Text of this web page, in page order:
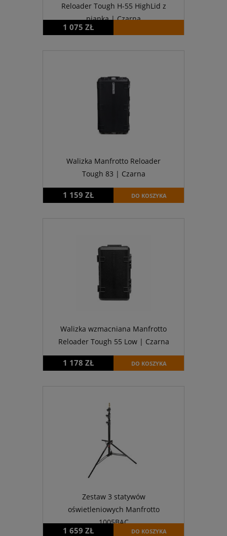
Reloader Tough H-55 HighLid z
pianką | Czarna
1 075 ZŁ
Walizka Manfrotto Reloader
Tough 83 | Czarna
1 159 ZŁ DO KOSZYKA
Walizka wzmacniana Manfrotto
Reloader Tough 55 Low | Czarna
1 178 ZŁ DO KOSZYKA
Zestaw 3 statywów
oświetleniowych Manfrotto
1005BAC
1 659 ZŁ DO KOSZYKA